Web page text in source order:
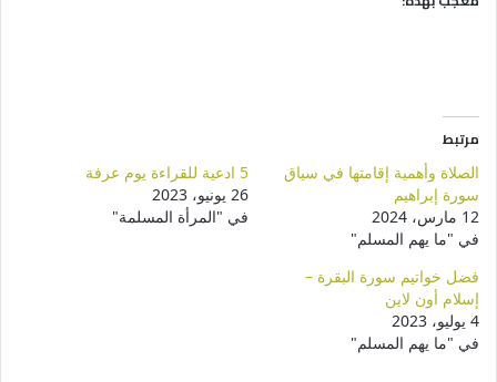
مرتبط
الصلاة وأهمية إقامتها في سياق
سورة إبراهيم
12 مارس، 2024
في "ما يهم المسلم"
5 ادعية للقراءة يوم عرفة
26 يونيو، 2023
في "المرأة المسلمة"
فضل خواتيم سورة البقرة –
إسلام أون لاين
4 يوليو، 2023
في "ما يهم المسلم"